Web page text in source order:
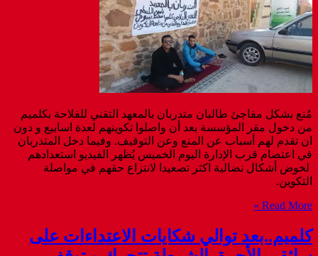
مُنع بشكل مفاجئ طالبان متدربان بالمعهد التقني للفلاحة بكلميم
من دخول مقر المؤسسة بعد أن واصلوا تكوينهم لعدة اسابيع و دون
ان تقدم لهم أسباب عن المنع وعن التوقيف. وفيما دخل المتدربان
في اعتصام قرب الإدارة اليوم الخميس يُظهر الفيديو استعدادهم
لخوض أشكال نضالية اكثر تصعيدا لانتزاع حقهم في مواصلة
التكوين.
Read More »
كلميم..بعد توالي شكايات الاعتداءات على